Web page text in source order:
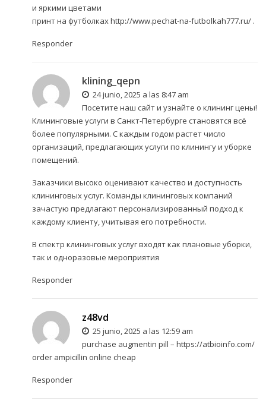
и яркими цветами
принт на футболкахhttp://www.pechat-na-futbolkah777.ru/.
Responder
klining_qepn
24 junio, 2025 a las 8:47 am
Посетите наш сайт и узнайте о клининг цены!
Клининговые услуги в Санкт-Петербурге становятся всё
более популярными. С каждым годом растет число
организаций, предлагающих услуги по клинингу и уборке
помещений.
Заказчики высоко оценивают качество и доступность
клининговых услуг. Команды клининговых компаний
зачастую предлагают персонализированный подход к
каждому клиенту, учитывая его потребности.
В спектр клининговых услуг входят как плановые уборки,
так и одноразовые мероприятия
Responder
z48vd
25 junio, 2025 a las 12:59 am
purchase augmentin pill – https://atbioinfo.com/
order ampicillin online cheap
Responder